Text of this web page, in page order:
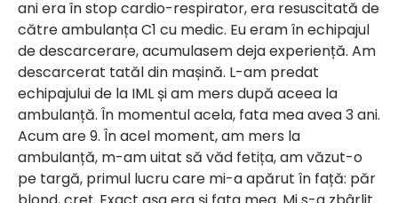
ani era în stop cardio-respirator, era resuscitată de
către ambulanța C1 cu medic. Eu eram în echipajul
de descarcerare, acumulasem deja experiență. Am
descarcerat tatăl din mașină. L-am predat
echipajului de la IML și am mers după aceea la
ambulanță. În momentul acela, fata mea avea 3 ani.
Acum are 9. În acel moment, am mers la
ambulanță, m-am uitat să văd fetița, am văzut-o
pe targă, primul lucru care mi-a apărut în față: păr